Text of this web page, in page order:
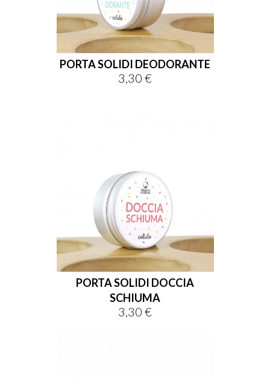
PORTA SOLIDI DEODORANTE
Prix
3,30 €
PORTA SOLIDI DOCCIA
SCHIUMA
Prix
3,30 €